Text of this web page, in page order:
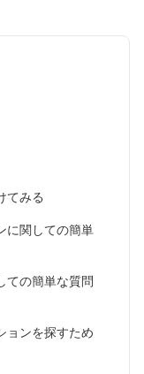
てみる
に関しての簡単
ての簡単な質問
ョンを探すため